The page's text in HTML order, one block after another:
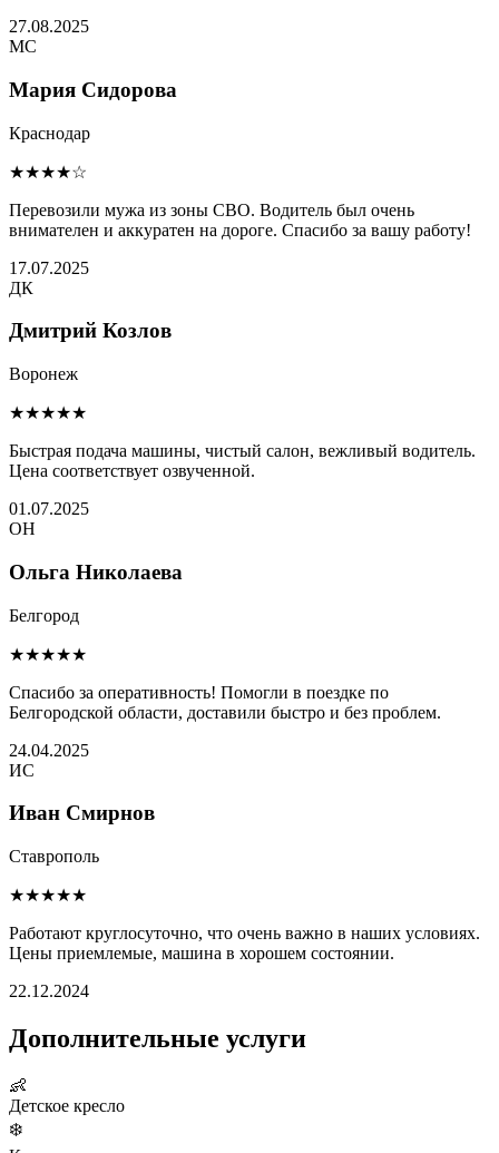
27.08.2025
МС
Мария Сидорова
Краснодар
★★★★☆
Перевозили мужа из зоны СВО. Водитель был очень
внимателен и аккуратен на дороге. Спасибо за вашу работу!
17.07.2025
ДК
Дмитрий Козлов
Воронеж
★★★★★
Быстрая подача машины, чистый салон, вежливый водитель.
Цена соответствует озвученной.
01.07.2025
ОН
Ольга Николаева
Белгород
★★★★★
Спасибо за оперативность! Помогли в поездке по
Белгородской области, доставили быстро и без проблем.
24.04.2025
ИС
Иван Смирнов
Ставрополь
★★★★★
Работают круглосуточно, что очень важно в наших условиях.
Цены приемлемые, машина в хорошем состоянии.
22.12.2024
Дополнительные услуги
👶
Детское кресло
❄️